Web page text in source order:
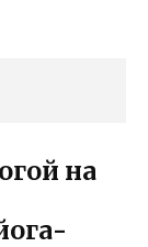
на